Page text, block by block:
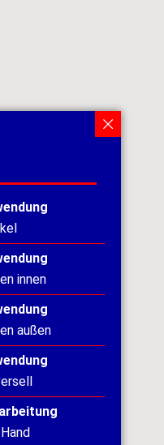
innen
außen